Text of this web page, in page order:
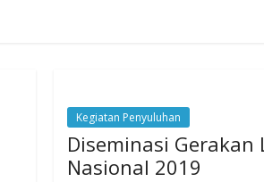
Kegiatan Penyuluhan
Diseminasi Gerakan
Nasional 2019